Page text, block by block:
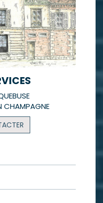
CHAMPAGNE